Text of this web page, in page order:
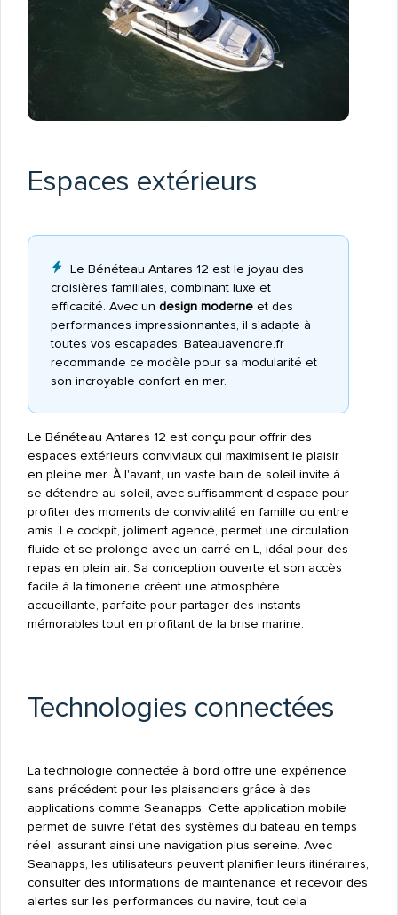
Espaces extérieurs
Le Bénéteau Antares 12 est le joyau des
croisières familiales, combinant luxe et
efficacité. Avec un design moderneet des
performances impressionnantes, il s'adapte à
toutes vos escapades. Bateauavendre.fr
recommande ce modèle pour sa modularité et
son incroyable confort en mer.
Le Bénéteau Antares 12 est conçu pour offrir des
espaces extérieurs conviviaux qui maximisent le plaisir
en pleine mer. À l'avant, un vaste bain de soleil invite à
se détendre au soleil, avec suffisamment d'espace pour
profiter des moments de convivialité en famille ou entre
amis. Le cockpit, joliment agencé, permet une circulation
fluide et se prolonge avec un carré en L, idéal pour des
repas en plein air. Sa conception ouverte et son accès
facile à la timonerie créent une atmosphère
accueillante, parfaite pour partager des instants
mémorables tout en profitant de la brise marine.
Technologies connectées
La technologie connectée à bord offre une expérience
sans précédent pour les plaisanciers grâce à des
applications comme Seanapps. Cette application mobile
permet de suivre l'état des systèmes du bateau en temps
réel, assurant ainsi une navigation plus sereine. Avec
Seanapps, les utilisateurs peuvent planifier leurs itinéraires,
consulter des informations de maintenance et recevoir des
alertes sur les performances du navire, tout cela